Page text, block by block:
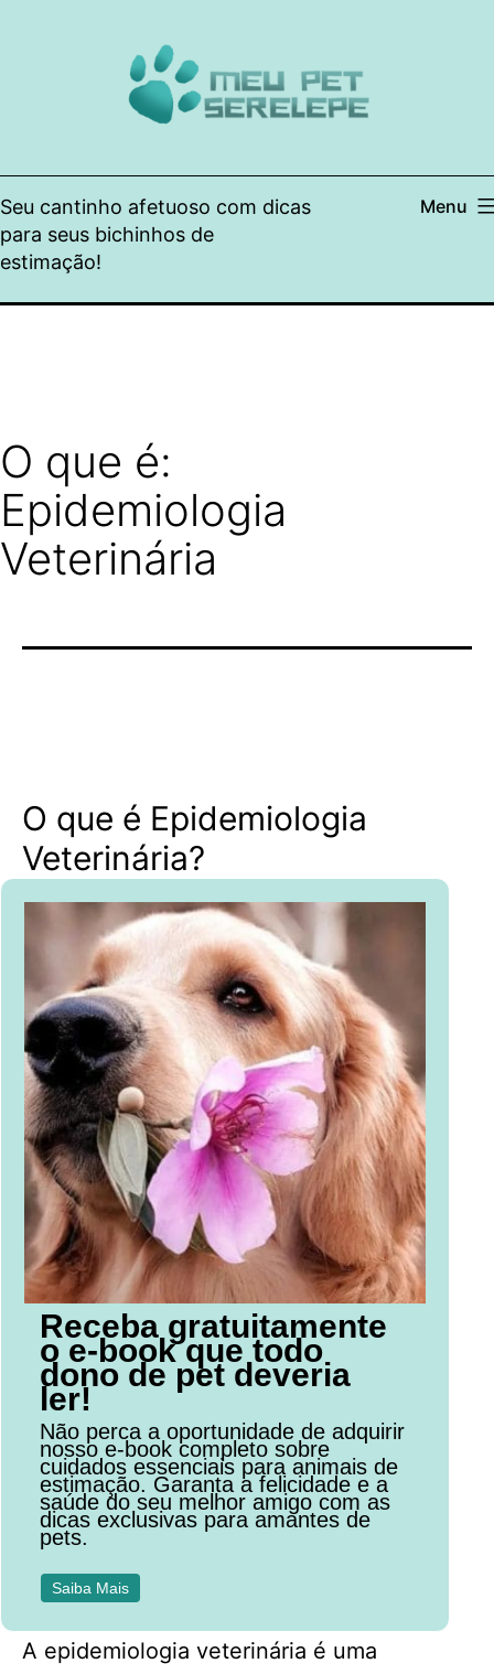
Seu cantinho afetuoso com dicas
para seus bichinhos de
estimação!
Menu
O que é:
Epidemiologia
Veterinária
O que é Epidemiologia
Veterinária?
Receba gratuitamente
o e-book que todo
dono de pet deveria
ler!
Não perca a oportunidade de adquirir
nosso e-book completo sobre
cuidados essenciais para animais de
estimação. Garanta a felicidade e a
saúde do seu melhor amigo com as
dicas exclusivas para amantes de
pets.
Saiba Mais
A epidemiologia veterinária é uma